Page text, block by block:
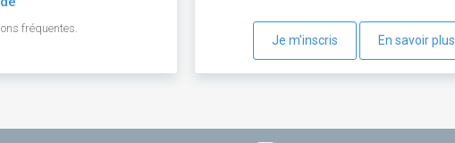
fréquentes.
Je m'inscris En savoir plus